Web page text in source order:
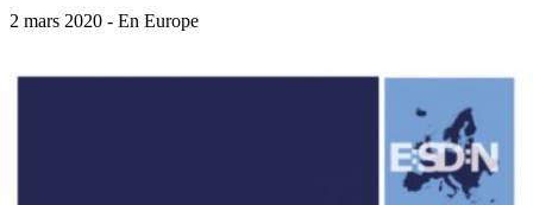
2 mars 2020 - En Europe